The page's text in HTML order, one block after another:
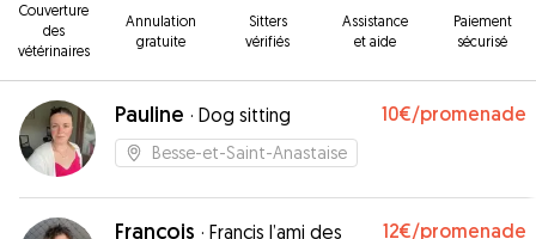
Couverture
des
vétérinaires
Annulation
gratuite
Sitters
vérifiés
Assistance
et aide
Paiement
sécurisé
Pauline · Dog sitting 10€/promenade
Besse-et-Saint-Anastaise
Francois · Francis l’ami des
12€/promenade